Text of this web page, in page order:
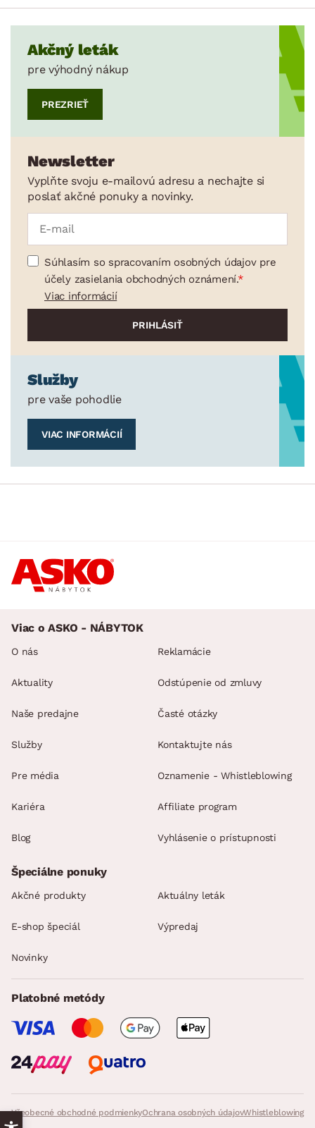
Akčný leták
pre výhodný nákup
PREZRIEŤ
Newsletter
Vyplňte svoju e-mailovú adresu a nechajte si
poslať akčné ponuky a novinky.
Súhlasím so spracovaním osobných údajov pre
účely zasielania obchodných oznámení.
Viac informácií
Služby
pre vaše pohodlie
VIAC INFORMÁCIÍ
Viac o ASKO - NÁBYTOK
O nás
Aktuality
Naše predajne
Služby
Pre média
Kariéra
Blog
Reklamácie
Odstúpenie od zmluvy
Časté otázky
Kontaktujte nás
Oznamenie - Whistleblowing
Affiliate program
Vyhlásenie o prístupnosti
Všeobecné obchodné podmienkyOchrana osobných údajovWhistleblowing
Špeciálne ponuky
Akčné produkty Aktuálny leták
E-shop špeciál Výpredaj
Novinky
Platobné metódy